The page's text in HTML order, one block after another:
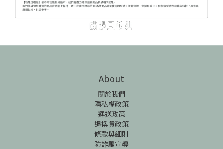
About
關於我們
隱私權政策
運送政策
退換貨政策
條款與細則
防詐騙宣導